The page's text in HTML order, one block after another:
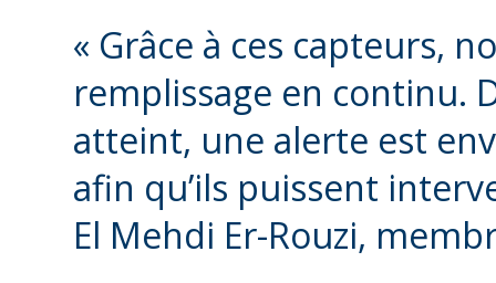
« Grâce à ces capteurs,
remplissage en continu.
atteint, une alerte est
afin qu’ils puissent
El Mehdi Er-Rouzi,